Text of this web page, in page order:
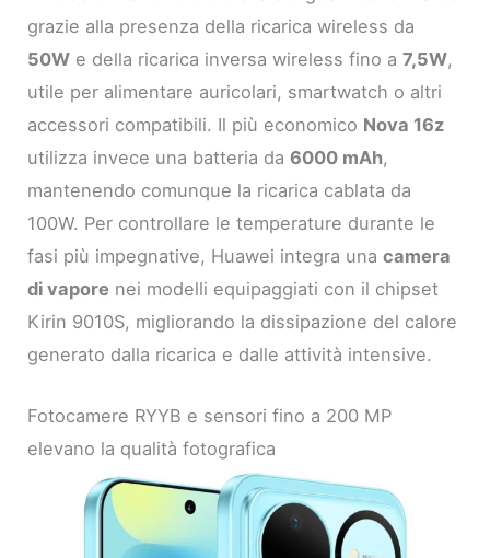
grazie alla presenza della ricarica wireless da
50W e della ricarica inversa wireless fino a7,5W,
utile per alimentare auricolari, smartwatch o altri
accessori compatibili. Il più economico Nova 16z
utilizza invece una batteria da6000 mAh,
mantenendo comunque la ricarica cablata da
100W. Per controllare le temperature durante le
fasi più impegnative, Huawei integra unacamera
di vapore nei modelli equipaggiati con il chipset
Kirin 9010S, migliorando la dissipazione del calore
generato dalla ricarica e dalle attività intensive.
Fotocamere RYYB e sensori fino a 200 MP
elevano la qualità fotografica